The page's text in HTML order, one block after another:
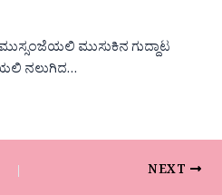
ಮುಸುಕಿನ ಗುದ್ದಾಟ
ನಲುಗಿದ…
NEXT